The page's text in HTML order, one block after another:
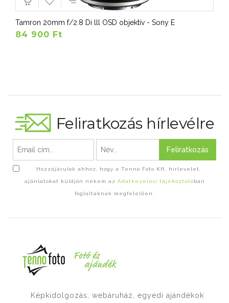
Tamron 20mm f/2.8 Di lll OSD objektív - Sony E
84 900 Ft
Feliratkozás hírlevélre
Feliratkozás
Hozzájárulok ahhoz, hogy a Tenno Foto Kft. hírlevelet,
ajánlatokat küldjön nekem az Adatkezelési tájékoztatóban
foglaltaknak megfelelően.
Képkidolgozás, webáruház, egyedi ajándékok